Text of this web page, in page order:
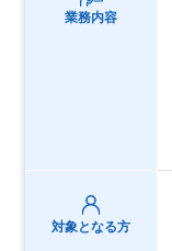
業務内容
対象となる方